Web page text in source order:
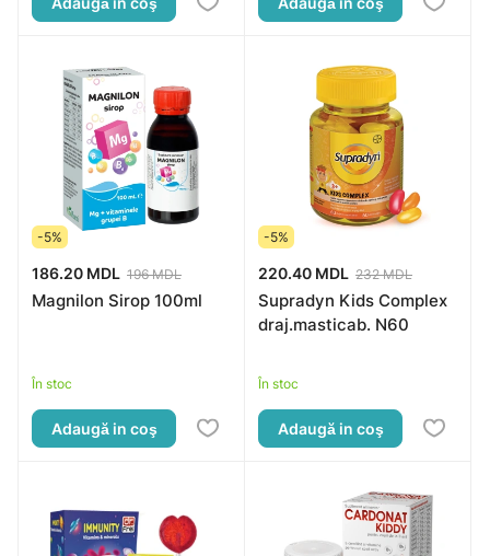
-5%
186.20 MDL 196 MDL
Magnilon Sirop 100ml
În stoc
Adaugă in coş
-5%
220.40 MDL 232 MDL
Supradyn Kids Complex
draj.masticab. N60
În stoc
Adaugă in coş